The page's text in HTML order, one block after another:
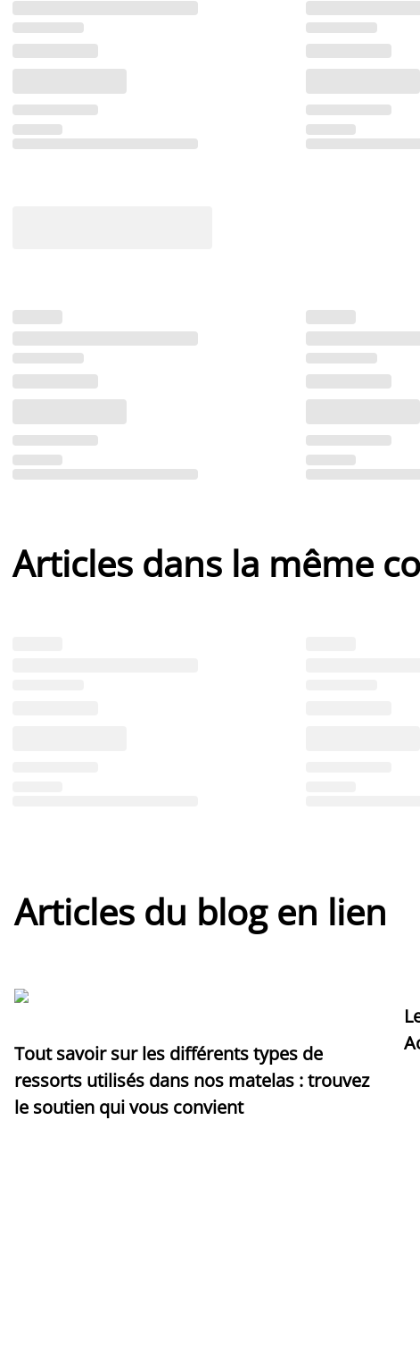
Articles dans la même
Articles du blog en lien
Tout savoir sur les différents types de
ressorts utilisés dans nos matelas : trouvez
le soutien qui vous convient